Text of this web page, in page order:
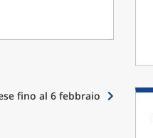
fino al 6 febbraio